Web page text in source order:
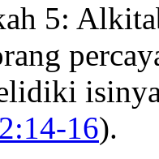
5:
16).